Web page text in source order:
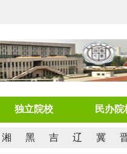
独立院校 民办院
湘 黑 吉 辽 冀